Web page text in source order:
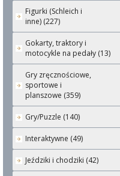
Figurki (Schleich i
inne) (227)
Gokarty, traktory i
motocykle na pedały (13)
Gry zręcznościowe,
sportowe i
planszowe (359)
Gry/Puzzle (140)
Interaktywne (49)
Jeździki i chodziki (42)